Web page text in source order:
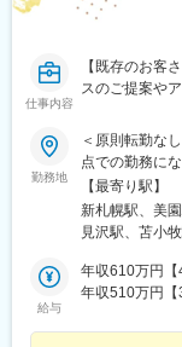
駅、三田駅(兵
駅、千本駅、
条駅(奈良県)
勝浦駅、倉吉
庭瀬駅、瀬戸
島県)、徳山駅
駅、高知駅、
甘木駅(西鉄線
駅、伊万里駅
院駅、新大村
県)、日田駅、
駅、宮崎駅、
仕事内容
【既存のお客
スのご提案や
勤務地
＜原則転勤な
点での勤務に
んぽサービス
岩手県、宮城
栃木県、群馬
ア：富山県、
県、三重県■近
根県■四国エリ
【最寄り駅】
新札幌駅、美
見沢駅、苫小
駅、津軽五所
駅、二戸駅、
給与
年収610万円【
年収510万円【